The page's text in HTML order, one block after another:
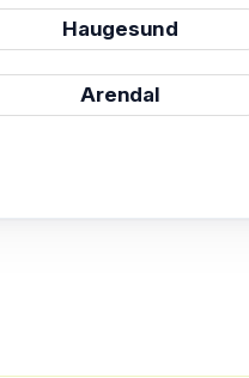
Haugesund
Arendal